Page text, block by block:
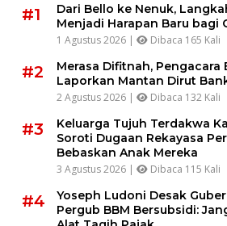
#1
Dari Bello ke Nenuk,
Menjadi Harapan Baru bagi
1 Agustus 2026 | Dibaca 165 Kali
#2
Merasa Difitnah,
Laporkan Mantan Dirut
2 Agustus 2026 | Dibaca 132 Kali
#3
Keluarga Tujuh Terdakwa
Soroti Dugaan Rekayasa
Bebaskan Anak Mereka
3 Agustus 2026 | Dibaca 115 Kali
#4
Yoseph Ludoni Desak
Pergub BBM Bersubsidi: